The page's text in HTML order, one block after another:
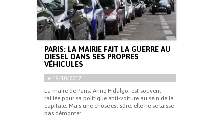
PARIS: LA MAIRIE FAIT LA GUERRE AU
DIESEL DANS SES PROPRES
VÉHICULES
le 19/10/2017
La maire de Paris, Anne Hidalgo, est souvent
raillée pour sa politique anti-voiture au sein de la
capitale. Mais une chose est sûre, elle ne se laisse
pas démonter....